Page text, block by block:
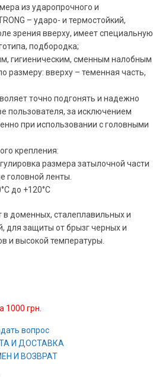
из ударопрочного и
– ударо- и термостойкий,
зрения вверху, имеет специальную
подбородка;
гигиеническим, сменным налобным
размеру: вверху – теменная часть,
точно подгонять и надежно
пользователя, за исключением
при использовании с головными
крепления:
размера затылочной части
головной ленты.
до +120°C
доменных, сталеплавильных и
для защиты от брызг черных и
и высокой температуры.
грн.
вопрос
И ДОСТАВКА
И ВОЗВРАТ